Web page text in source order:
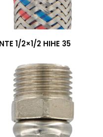
1/2×1/2 HIHE 35